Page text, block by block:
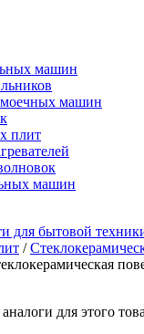
машин
машин
плит
машин
для бытовой
/
для этого